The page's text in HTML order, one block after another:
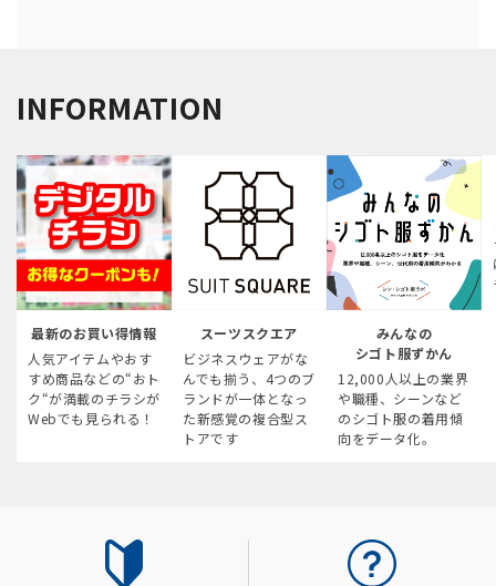
INFORMATION
最新のお買い得情報
人気アイテムやおす
すめ商品などの“おト
ク“が満載のチラシが
Webでも見られる！
スーツスクエア
ビジネスウェアがな
んでも揃う、4つのブ
ランドが一体となっ
た新感覚の複合型ス
トアです
みんなの
シゴト服ずかん
12,000人以上の業界
や職種、シーンなど
のシゴト服の着用傾
向をデータ化。